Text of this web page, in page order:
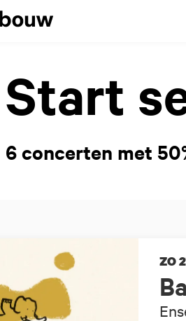
Start
6 concerten met
ZO